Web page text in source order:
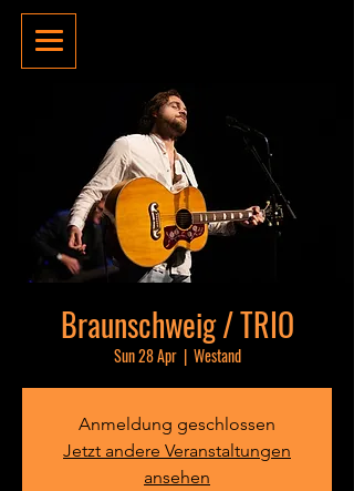
Braunschweig / TRIO
Sun 28 Apr
  |
Westand
Anmeldung geschlossen
Jetzt andere Veranstaltungen
ansehen